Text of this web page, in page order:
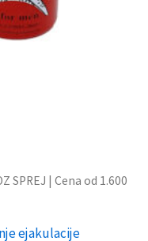
SPREJ | Cena od 1.600
ejakulacije